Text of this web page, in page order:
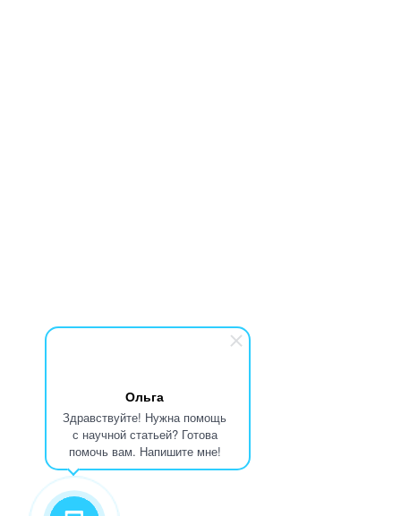
Ольга
Здравствуйте! Нужна помощь
с научной статьей? Готова
помочь вам. Напишите мне!